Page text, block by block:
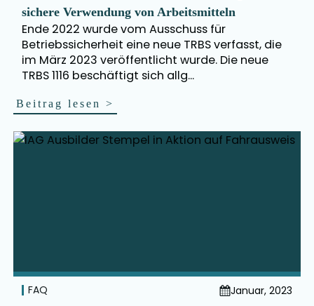
sichere Verwendung von Arbeitsmitteln
Ende 2022 wurde vom Ausschuss für
Betriebssicherheit eine neue TRBS verfasst, die
im März 2023 veröffentlicht wurde. Die neue
TRBS 1116 beschäftigt sich allg...
Beitrag lesen>
FAQ
Januar, 2023